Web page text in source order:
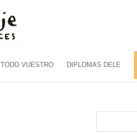
TODO VUESTRO DIPLOMAS DELE